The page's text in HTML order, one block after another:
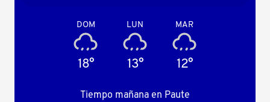
DOM
18°
LUN
13°
MAR
12°
Tiempo mañana en Paute